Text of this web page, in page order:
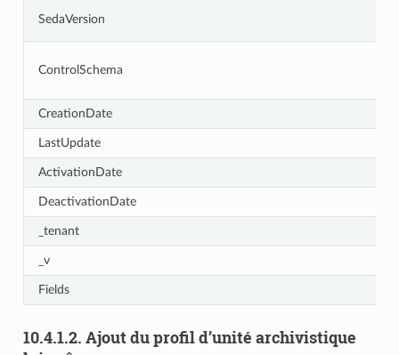
SedaVersion
ControlSchema
CreationDate
LastUpdate
ActivationDate
DeactivationDate
_tenant
_v
Fields
10.4.1.2. Ajout du profil d’unité archivistique